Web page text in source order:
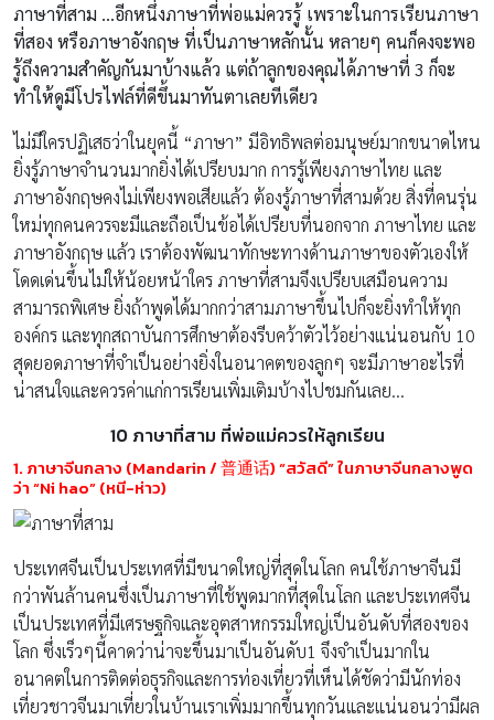
ภาษาที่สาม …อีกหนึ่งภาษาที่พ่อแม่ควรรู้ เพราะในการเรียนภาษา
ที่สอง หรือภาษาอังกฤษ ที่เป็นภาษาหลักนั้น หลายๆ คนก็คงจะพอ
รู้ถึงความสำคัญกันมาบ้างแล้ว แต่ถ้าลูกของคุณได้ภาษาที่ 3 ก็จะ
ทำให้ดูมีโปรไฟล์ที่ดีขึ้นมาทันตาเลยทีเดียว
ไม่มีใครปฏิเสธว่าในยุคนี้ “ภาษา” มีอิทธิพลต่อมนุษย์มากขนาดไหน
ยิ่งรู้ภาษาจำนวนมากยิ่งได้เปรียบมาก การรู้เพียงภาษาไทย และ
ภาษาอังกฤษคงไม่เพียงพอเสียแล้ว ต้องรู้ภาษาที่สามด้วย สิ่งที่คนรุ่น
ใหม่ทุกคนควรจะมีและถือเป็นข้อได้เปรียบที่นอกจาก ภาษาไทย และ
ภาษาอังกฤษ แล้ว เราต้องพัฒนาทักษะทางด้านภาษาของตัวเองให้
โดดเด่นขึ้นไม่ให้น้อยหน้าใคร ภาษาที่สามจึงเปรียบเสมือนความ
สามารถพิเศษ ยิ่งถ้าพูดได้มากกว่าสามภาษาขึ้นไปก็จะยิ่งทำให้ทุก
องค์กร และทุกสถาบันการศึกษาต้องรีบคว้าตัวไว้อย่างแน่นอนกับ 10
สุดยอดภาษาที่จำเป็นอย่างยิ่งในอนาคตของลูกๆ จะมีภาษาอะไรที่
น่าสนใจและควรค่าแก่การเรียนเพิ่มเติมบ้างไปชมกันเลย…
10 ภาษาที่สาม ที่พ่อแม่ควรให้ลูกเรียน
1. ภาษาจีนกลาง (Mandarin / 普通话) “สวัสดี” ในภาษาจีนกลางพูด
ว่า “Ni hao” (หนี-ห่าว)
ประเทศจีนเป็นประเทศที่มีขนาดใหญ่ที่สุดในโลก คนใช้ภาษาจีนมี
กว่าพันล้านคนซึ่งเป็นภาษาที่ใช้พูดมากที่สุดในโลก และประเทศจีน
เป็นประเทศที่มีเศรษฐกิจและอุตสาหกรรมใหญ่เป็นอันดับที่สองของ
โลก ซึ่งเร็วๆนี้คาดว่าน่าจะขึ้นมาเป็นอันดับ1 จึงจำเป็นมากใน
อนาคตในการติดต่อธุรกิจและการท่องเที่ยวที่เห็นได้ชัดว่ามีนักท่อง
เที่ยวชาวจีนมาเที่ยวในบ้านเราเพิ่มมากขึ้นทุกวันและแน่นอนว่ามีผล